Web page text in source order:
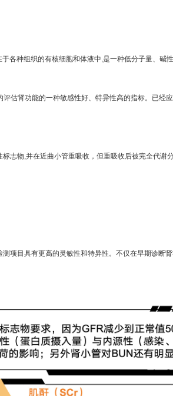
各种组织的有核细胞和体液中,是一种低分子量、
估肾功能的一种敏感性好、特异性高的指标。已经
志物,并在近曲小管重吸收，但重吸收后被完全代
项目具有更高的灵敏性和特异性。不仅在早期诊